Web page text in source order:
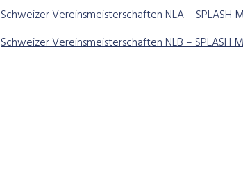
Schweizer Vereinsmeisterschaften NLA – SPLASH
Schweizer Vereinsmeisterschaften NLB – SPLASH